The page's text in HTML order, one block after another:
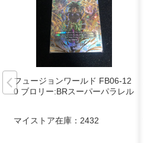
フュージョンワールド FB06-12
0 ブロリー:BRスーパーパラレル
マイストア在庫： 2432